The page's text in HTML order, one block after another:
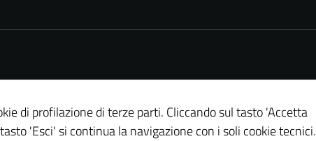
di profilazione di terze parti. Cliccando sul tasto 'Accetta
'Esci' si continua la navigazione con i soli cookie tecnici.
Tecnici